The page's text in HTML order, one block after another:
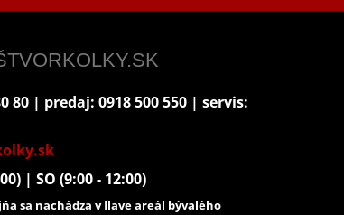
80 | predaj: 0918 500 550 | servis:
| SO (9:00 - 12:00)
sa nachádza v Ilave areál bývalého